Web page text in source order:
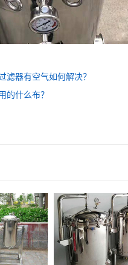
滤器有空气如何解决？
的什么布？